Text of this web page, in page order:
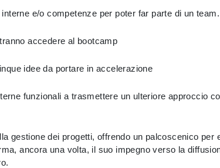
e/o competenze per poter far parte di un team.
accedere al bootcamp
idee da portare in accelerazione
funzionali a trasmettere un ulteriore approccio
gestione dei progetti, offrendo un palcoscenico
ancora una volta, il suo impegno verso la